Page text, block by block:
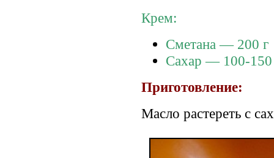
Крем:
Сметана — 200 г
Сахар — 100-150
Приготовление:
Масло растереть с